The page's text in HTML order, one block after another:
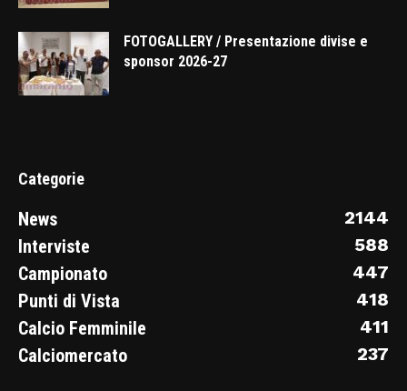
FOTOGALLERY / Presentazione divise e
sponsor 2026-27
Categorie
News
2144
Interviste
588
Campionato
447
Punti di Vista
418
Calcio Femminile
411
Calciomercato
237